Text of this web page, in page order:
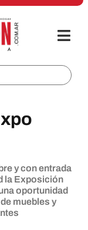
y con entrada
la Exposición
oportunidad
muebles y